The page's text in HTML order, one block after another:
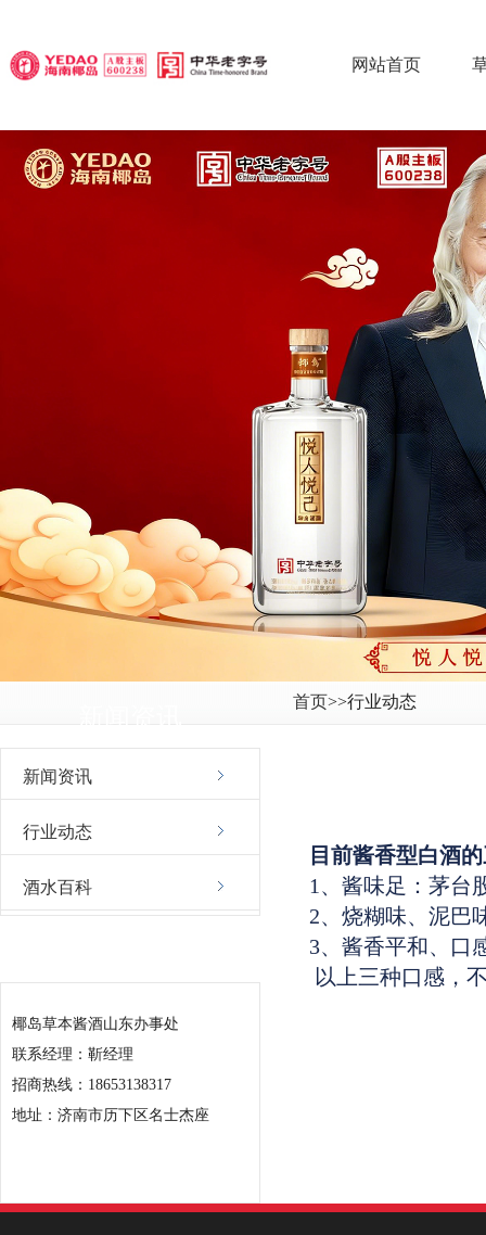
网站首页
新闻资讯
行业动态
酒水百科
椰岛草本酱酒山东办事处
联系经理：靳经理
招商热线：18653138317
地址：济南市历下区名士杰座
首页>>行业动态
目前酱香型白酒的
1、酱味足：茅台
2、烧糊味、泥巴
3、酱香平和、口
以上三种口感，